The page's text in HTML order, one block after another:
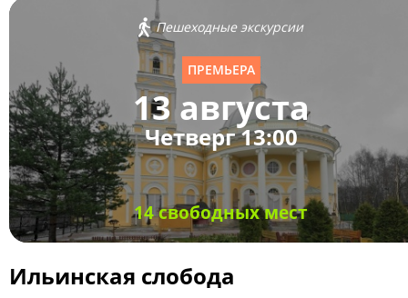
Пешеходные экскурсии
ПРЕМЬЕРА
13 августа
Четверг 13:00
14 свободных мест
Ильинская слобода